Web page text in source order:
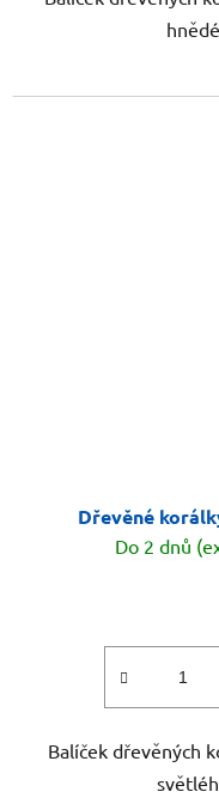
Dřevěné
Do 2 dnů
Balíček dřevěných